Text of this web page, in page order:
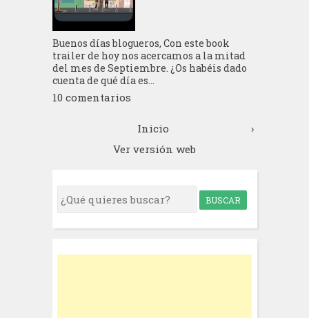
Buenos días blogueros, Con este book
trailer de hoy nos acercamos a la mitad
del mes de Septiembre. ¿Os habéis dado
cuenta de qué día es...
10 comentarios
›
Inicio
Ver versión web
S
e
r